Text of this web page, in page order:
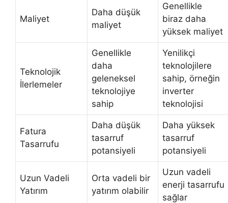
Maliyet
Daha düşük
maliyet
Genellikle
biraz daha
yüksek maliyet
Teknolojik
İlerlemeler
Genellikle
daha
geleneksel
teknolojiye
sahip
Yenilikçi
teknolojilere
sahip, örneğin
inverter
teknolojisi
Fatura
Tasarrufu
Daha düşük
tasarruf
potansiyeli
Daha yüksek
tasarruf
potansiyeli
Uzun Vadeli
Yatırım
Orta vadeli bir
yatırım olabilir
Uzun vadeli
enerji tasarrufu
sağlar